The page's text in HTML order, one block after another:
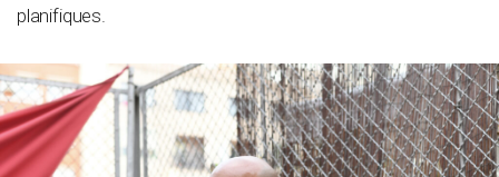
planifiques.